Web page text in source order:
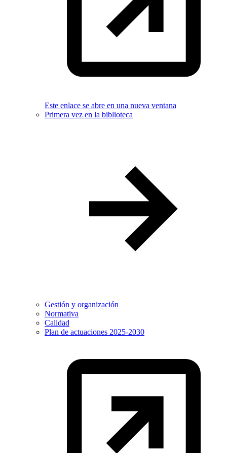
Este enlace se abre en una nueva ventana
Primera vez en la biblioteca
Gestión y organización
Normativa
Calidad
Plan de actuaciones 2025-2030